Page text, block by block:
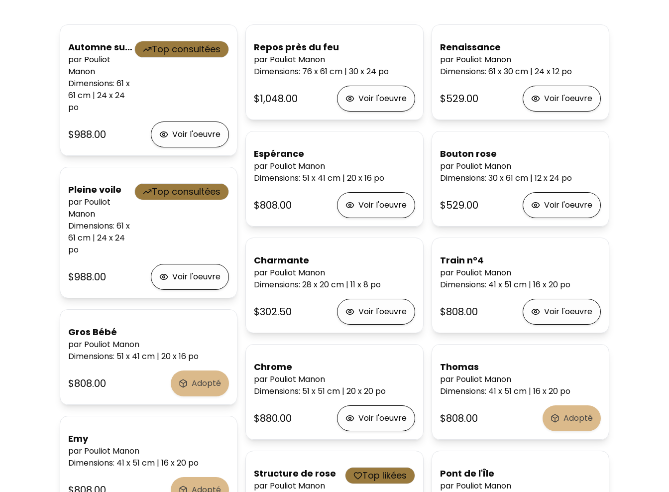
Automne sur l'île
par Pouliot
Manon
Dimensions: 61 x
61 cm | 24 x 24
po
Top consultées
$988.00 Voir l'oeuvre
Pleine voile
par Pouliot
Manon
Dimensions: 61 x
61 cm | 24 x 24
po
Top consultées
$988.00 Voir l'oeuvre
Gros Bébé
par Pouliot Manon
Dimensions: 51 x 41 cm | 20 x 16 po
$808.00 Adopté
Emy
par Pouliot Manon
Dimensions: 41 x 51 cm | 16 x 20 po
Adopté
Repos près du feu
par Pouliot Manon
Dimensions: 76 x 61cm |30 x 24 po
$1,048.00 Voir l'oeuvre
Espérance
par Pouliot Manon
Dimensions: 51 x 41cm |20 x 16 po
$808.00 Voir l'oeuvre
Charmante
par Pouliot Manon
Dimensions:28 x 20cm |11 x 8 po
$302.50 Voir l'oeuvre
Chrome
par Pouliot Manon
Dimensions: 51 x 51cm |20 x 20 po
$880.00 Voir l'oeuvre
Structure de rose
par Pouliot Manon
Top likées
Renaissance
par Pouliot Manon
Dimensions: 61 x 30cm| 24 x 12 po
$529.00 Voir l'oeuvre
Bouton rose
par Pouliot Manon
Dimensions: 30 x 61 cm| 12 x 24 po
$529.00 Voir l'oeuvre
Train n°4
par Pouliot Manon
Dimensions: 41 x 51 cm| 16 x 20 po
$808.00 Voir l'oeuvre
Thomas
par Pouliot Manon
Dimensions: 41 x 51 cm| 16 x 20 po
$808.00 Adopté
Pont de l'Île
par Pouliot Manon